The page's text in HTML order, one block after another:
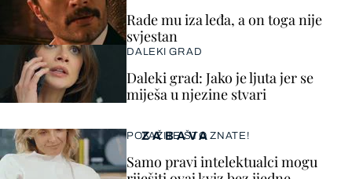
ZABAVA
POKAŽITE ŠTO ZNATE!
Samo pravi intelektualci mogu
Rade mu iza leđa, a on toga nije
svjestan
DALEKI GRAD
Daleki grad: Jako je ljuta jer se
miješa u njezine stvari